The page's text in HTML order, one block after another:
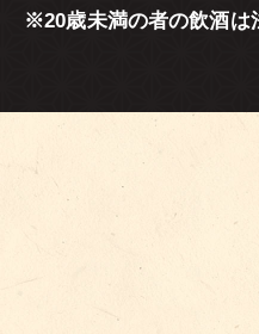
※20歳未満の者の飲酒は